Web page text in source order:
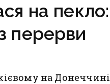
на пекло:
перерви
на Донеччині